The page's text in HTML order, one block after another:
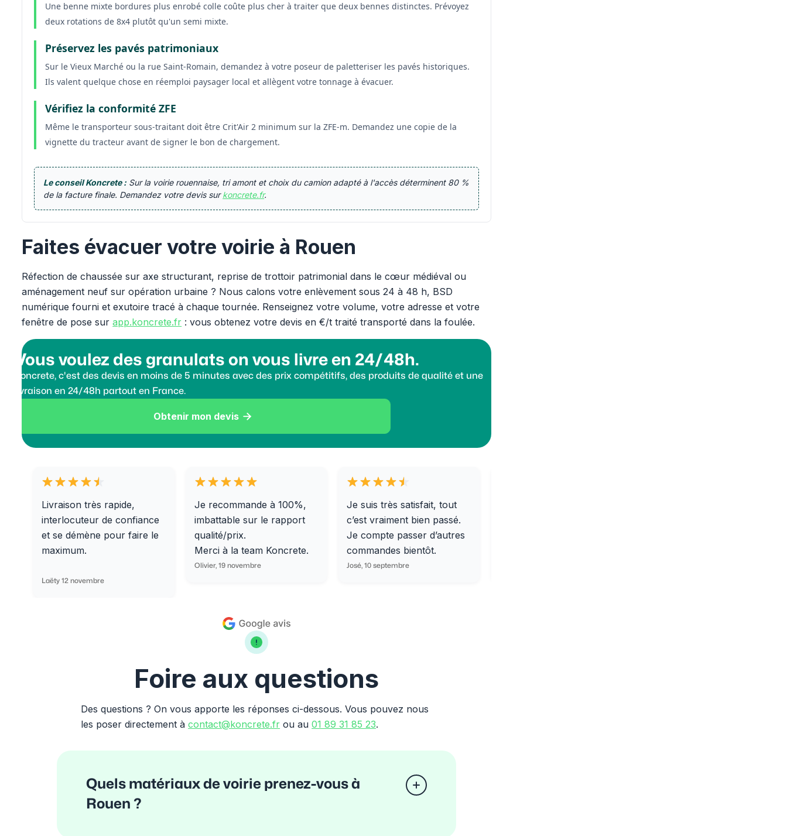
Une benne mixte bordures plus enrobé colle coûte plus cher à traiter que deux bennes distinctes. Prévoyez
deux rotations de 8x4 plutôt qu'un semi mixte.
Préservez les pavés patrimoniaux
Sur le Vieux Marché ou la rue Saint-Romain, demandez à votre poseur de paletteriser les pavés historiques.
Ils valent quelque chose en réemploi paysager local et allègent votre tonnage à évacuer.
Vérifiez la conformité ZFE
Même le transporteur sous-traitant doit être Crit'Air 2 minimum sur la ZFE-m. Demandez une copie de la
vignette du tracteur avant de signer le bon de chargement.
Le conseil Koncrete : Sur la voirie rouennaise, tri amont et choix du camion adapté à l'accès déterminent 80 %
de la facture finale. Demandez votre devis surkoncrete.fr.
Faites évacuer votre voirie à Rouen
Réfection de chaussée sur axe structurant, reprise de trottoir patrimonial dans le cœur médiéval ou
aménagement neuf sur opération urbaine ? Nous calons votre enlèvement sous 24 à 48 h, BSD
numérique fourni et exutoire tracé à chaque tournée. Renseignez votre volume, votre adresse et votre
fenêtre de pose surapp.koncrete.fr : vous obtenez votre devis en €/t traité transporté dans la foulée.
Vous voulez des granulats on vous livre en 24/48h.
Koncrete, c'est des devis en moins de 5 minutes avec des prix compétitifs, des produits de qualité et une
livraison en 24/48h partout en France.
Obtenir mon devis 
Livraison très rapide,
interlocuteur de confiance
et se démène pour faire le
maximum.
Laëty 12 novembre
Je recommande à 100%,
imbattable sur le rapport
qualité/prix.
Merci à la team Koncrete.
Olivier, 19 novembre
Je suis très satisfait, tout
c’est vraiment bien passé.
Je compte passer d’autres
commandes bientôt.
José, 10 septembre
Foire aux questions
Des questions ? On vous apporte les réponses ci-dessous. Vous pouvez nous
les poser directement àcontact@koncrete.fr ou au01 89 31 85 23.
Quels matériaux de voirie prenez-vous à
Rouen ?